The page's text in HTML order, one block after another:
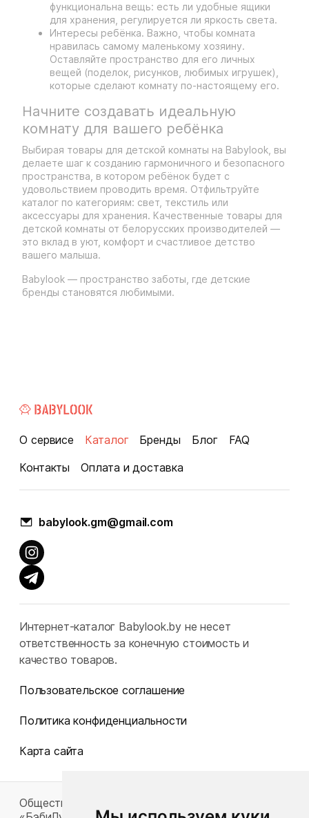
функциональна вещь: есть ли удобные ящики
для хранения, регулируется ли яркость света.
Интересы ребёнка. Важно, чтобы комната
нравилась самому маленькому хозяину.
Оставляйте пространство для его личных
вещей (поделок, рисунков, любимых игрушек),
которые сделают комнату по-настоящему его.
Начните создавать идеальную
комнату для вашего ребёнка
Выбирая товары для детской комнаты на Babylook, вы
делаете шаг к созданию гармоничного и безопасного
пространства, в котором ребёнок будет с
удовольствием проводить время. Отфильтруйте
каталог по категориям: свет, текстиль или
аксессуары для хранения. Качественные товары для
детской комнаты от белорусских производителей —
это вклад в уют, комфорт и счастливое детство
вашего малыша.
Babylook — пространство заботы, где детские
бренды становятся любимыми.
О сервисе Каталог Бренды Блог
FAQ
Контакты
Оплата и доставка
babylook.gm@gmail.com
Интернет-каталог Babylook.by не несет
ответственность за конечную стоимость и
качество товаров.
Пользовательское соглашение
Политика конфиденциальности
Карта сайта
Общество с ограниченной ответственностью